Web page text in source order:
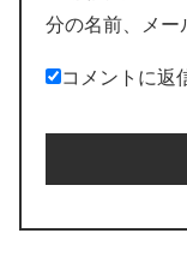
分の名前、メー
コメントに返